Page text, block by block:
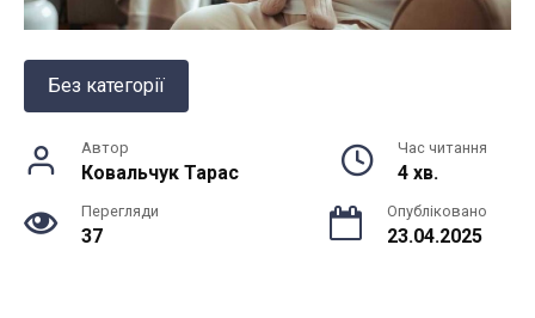
Без категорії
Автор
Ковальчук Тарас
Час читання
4 хв.
Перегляди
37
Опубліковано
23.04.2025